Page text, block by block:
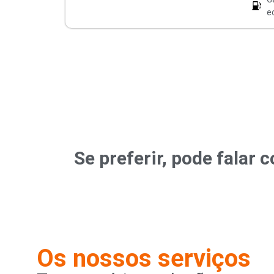
Se preferir, pode falar
Os nossos serviços